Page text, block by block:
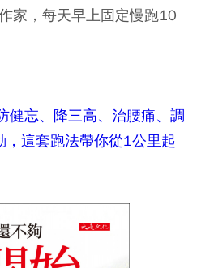
家，每天早上固定慢跑10
健忘、降三高、治腰痛、調
，這套跑法帶你從1公里起